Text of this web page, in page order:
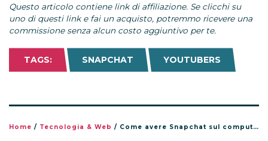
Questo articolo contiene link di affiliazione. Se clicchi su
uno di questi link e fai un acquisto, potremmo ricevere una
commissione senza alcun costo aggiuntivo per te.
TAGS: SNAPCHAT YOUTUBERS
Home / Tecnologia & Web / Come avere Snapchat sul computer?